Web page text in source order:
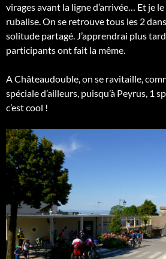
virages avant la ligne d’arrivée… Et je
rubalise. On se retrouve tous les 2
solitude partagé. J’apprendrai plus
participants ont fait la même.
A Châteaudouble, on se ravitaille,
spéciale d’ailleurs, puisqu’à Peyrus, 1
c’est cool !